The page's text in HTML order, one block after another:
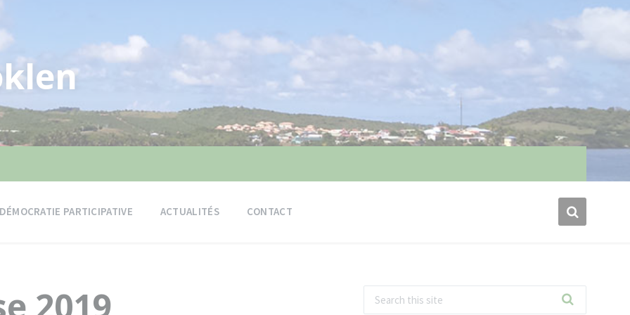
DÉMOCRATIE PARTICIPATIVE ACTUALITÉS CONTACT